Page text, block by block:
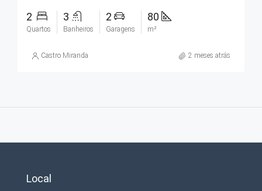
2
Quartos
3
Banheiros
2
Garagens
80
m²
Castro Miranda 2 meses atrás
Local